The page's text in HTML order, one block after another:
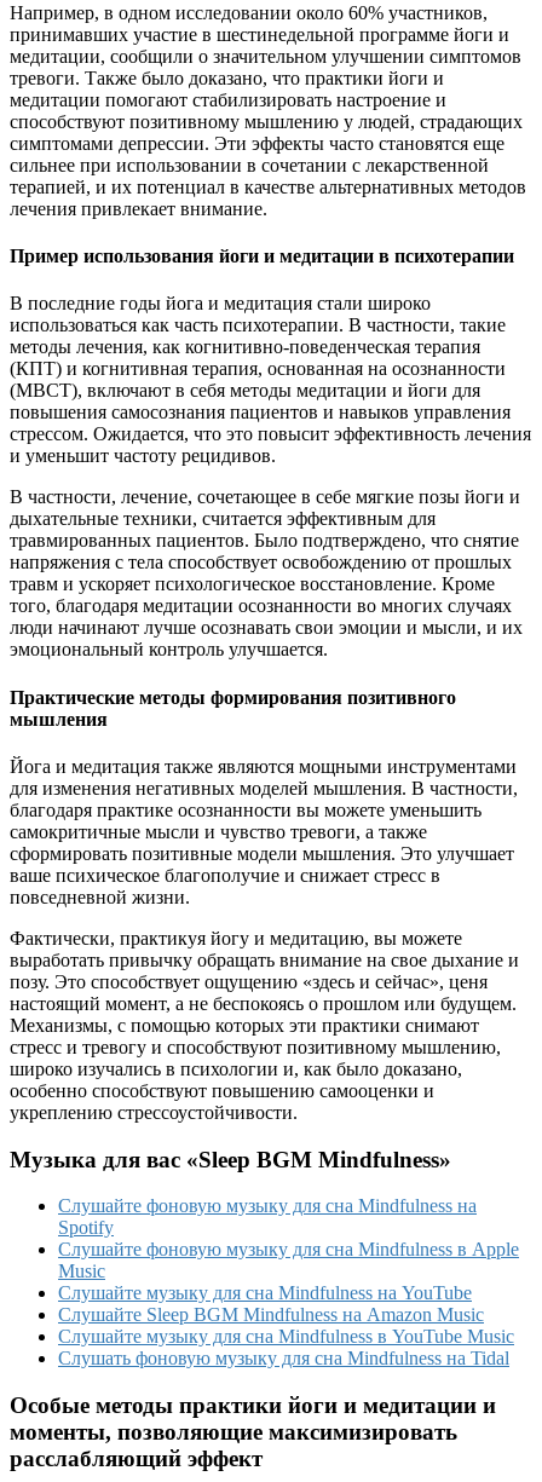
Например, в одном исследовании около 60% участников,
принимавших участие в шестинедельной программе йоги и
медитации, сообщили о значительном улучшении симптомов
тревоги. Также было доказано, что практики йоги и
медитации помогают стабилизировать настроение и
способствуют позитивному мышлению у людей, страдающих
симптомами депрессии. Эти эффекты часто становятся еще
сильнее при использовании в сочетании с лекарственной
терапией, и их потенциал в качестве альтернативных методов
лечения привлекает внимание.
Пример использования йоги и медитации в психотерапии
В последние годы йога и медитация стали широко
использоваться как часть психотерапии. В частности, такие
методы лечения, как когнитивно-поведенческая терапия
(КПТ) и когнитивная терапия, основанная на осознанности
(MBCT), включают в себя методы медитации и йоги для
повышения самосознания пациентов и навыков управления
стрессом. Ожидается, что это повысит эффективность лечения
и уменьшит частоту рецидивов.
В частности, лечение, сочетающее в себе мягкие позы йоги и
дыхательные техники, считается эффективным для
травмированных пациентов. Было подтверждено, что снятие
напряжения с тела способствует освобождению от прошлых
травм и ускоряет психологическое восстановление. Кроме
того, благодаря медитации осознанности во многих случаях
люди начинают лучше осознавать свои эмоции и мысли, и их
эмоциональный контроль улучшается.
Практические методы формирования позитивного
мышления
Йога и медитация также являются мощными инструментами
для изменения негативных моделей мышления. В частности,
благодаря практике осознанности вы можете уменьшить
самокритичные мысли и чувство тревоги, а также
сформировать позитивные модели мышления. Это улучшает
ваше психическое благополучие и снижает стресс в
повседневной жизни.
Фактически, практикуя йогу и медитацию, вы можете
выработать привычку обращать внимание на свое дыхание и
позу. Это способствует ощущению «здесь и сейчас», ценя
настоящий момент, а не беспокоясь о прошлом или будущем.
Механизмы, с помощью которых эти практики снимают
стресс и тревогу и способствуют позитивному мышлению,
широко изучались в психологии и, как было доказано,
особенно способствуют повышению самооценки и
укреплению стрессоустойчивости.
Музыка для вас «Sleep BGM Mindfulness»
Слушайте фоновую музыку для сна Mindfulness на
Spotify
Слушайте фоновую музыку для сна Mindfulness в Apple
Music
Слушайте музыку для сна Mindfulness на YouTube
Слушайте Sleep BGM Mindfulness на Amazon Music
Слушайте музыку для сна Mindfulness в YouTube Music
Слушать фоновую музыку для сна Mindfulness на Tidal
Особые методы практики йоги и медитации и
моменты, позволяющие максимизировать
расслабляющий эффект